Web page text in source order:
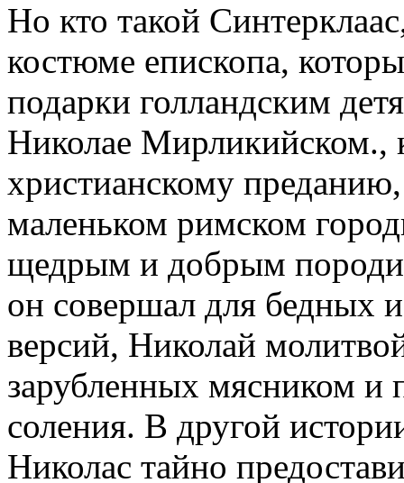
Но кто такой
костюме епископа,
подарки голландским
Николае Мирликийском.,
христианскому
маленьком римском
щедрым и добрым
он совершал для бедных
версий, Николай
зарубленных мясником
соления. В другой
Николас тайно